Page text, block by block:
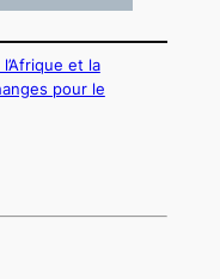
et la
pour le